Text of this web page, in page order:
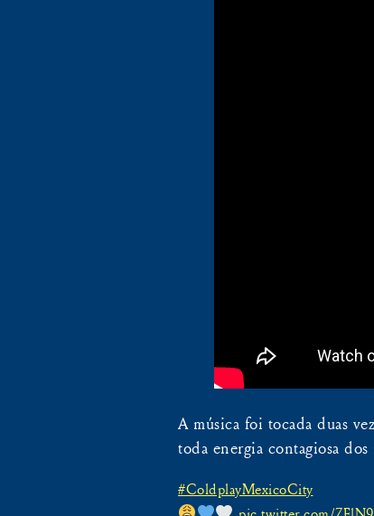
A música foi tocada duas
toda energia contagiosa dos
#ColdplayMexicoCity